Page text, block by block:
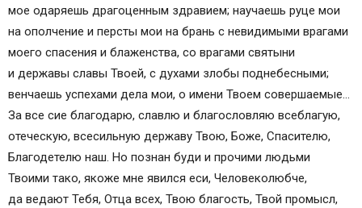
мое одаряешь драгоценным здравием; научаешь руце мои
на ополчение и персты мои на брань с невидимыми врагами
моего спасения и блаженства, со врагами святыни
и державы славы Твоей, с духами злобы поднебесными;
венчаешь успехами дела мои, о имени Твоем совершаемые…
За все сие благодарю, славлю и благословляю всеблагую,
отеческую, всесильную державу Твою, Боже, Спасителю,
Благодетелю наш. Но познан буди и прочими людьми
Твоими тако, якоже мне явился еси, Человеколюбче,
да ведают Тебя, Отца всех, Твою благость, Твой промысл,